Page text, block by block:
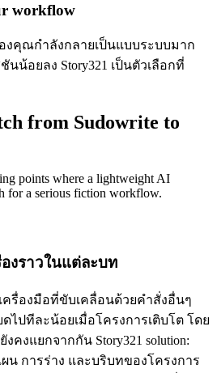
workflow
คุณกำลังกลายเป็นแบบระบบมาก
น้อยลง Story321 เป็นตัวเลือกที่
from Sudowrite to
points where a lightweight AI
for a serious fiction workflow.
งราวในแต่ละบท
เครื่องมือที่ขับเคลื่อนด้วยคำสั่งอื่นๆ
ไปทีละน้อยเมื่อโครงการเติบโต โดย
คงแยกจากกัน Story321 solution:
ผน การร่าง และบริบทของโครงการ